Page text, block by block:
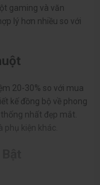
gaming và văn
lý hơn nhiều so với
20-30% so với mua
kế đồng bộ về phong
nhất đẹp mắt.
kiện khác.